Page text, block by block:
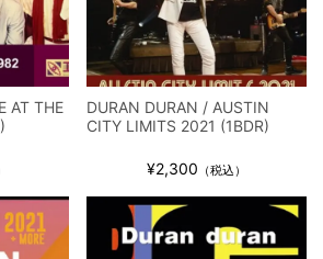
年8月3日 ドイツ W.O.A. 公演 FHD 完
ヶ月)
2024.6.9
8+9日 コロラド州 2公演 SBD 完全収録！
ヶ月)
2024.11.9
ヶ月)
4月22日 英リーズ公演 超高音質
3ヶ月)
2024.6.24
AT THE
DURAN DURAN / AUSTIN
CITY LIMITS 2021 (1BDR)
¥2,300 （税込）